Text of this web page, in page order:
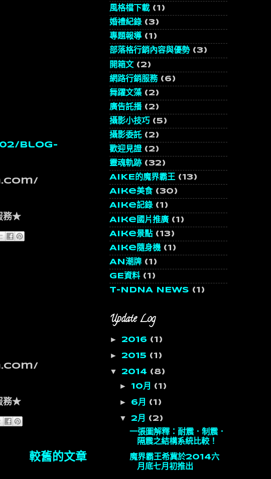
blog-
務★
務★
較舊的文章
風格檔下載 (1)
婚禮紀錄 (3)
專題報導 (1)
部落格行銷內容與優勢 (3)
開箱文 (2)
網路行銷服務 (6)
舞躍文藻 (2)
廣告託播 (2)
攝影小技巧 (5)
攝影委託 (2)
歡迎見證 (2)
靈魂軌跡 (32)
AIKE的魔界霸王 (13)
Aike美食 (30)
Aike記錄 (1)
Aike國片推廣 (1)
Aike景點 (13)
Aike隨身機 (1)
AN潮牌 (1)
GE資料 (1)
T-NDNA NEWS (1)
Update Log
► 2016 (1)
► 2015 (1)
▼ 2014 (8)
► 10月 (1)
► 6月 (1)
▼ 2月 (2)
一張圖解釋：耐震．制震．
隔震之結構系統比較！
魔界霸王希冀於2014六
月底七月初推出